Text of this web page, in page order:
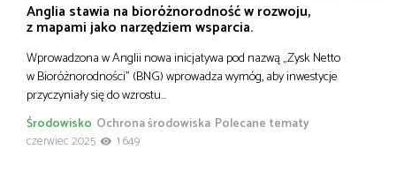
Anglia stawia na bioróżnorodność w rozwoju,
z mapami jako narzędziem wsparcia.
Wprowadzona w Anglii nowa inicjatywa pod nazwą „Zysk Netto
w Bioróżnorodności” (BNG) wprowadza wymóg, aby inwestycje
przyczyniały się do wzrostu…
Ochrona środowiska Polecane tematy
Środowisko
czerwiec 2025
1 649